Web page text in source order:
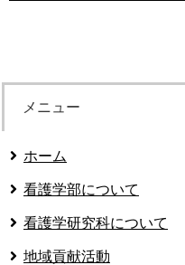
メニュー
ホーム
看護学部について
看護学研究科について
地域貢献活動